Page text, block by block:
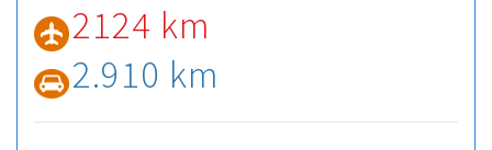
2124 km
2.910 km